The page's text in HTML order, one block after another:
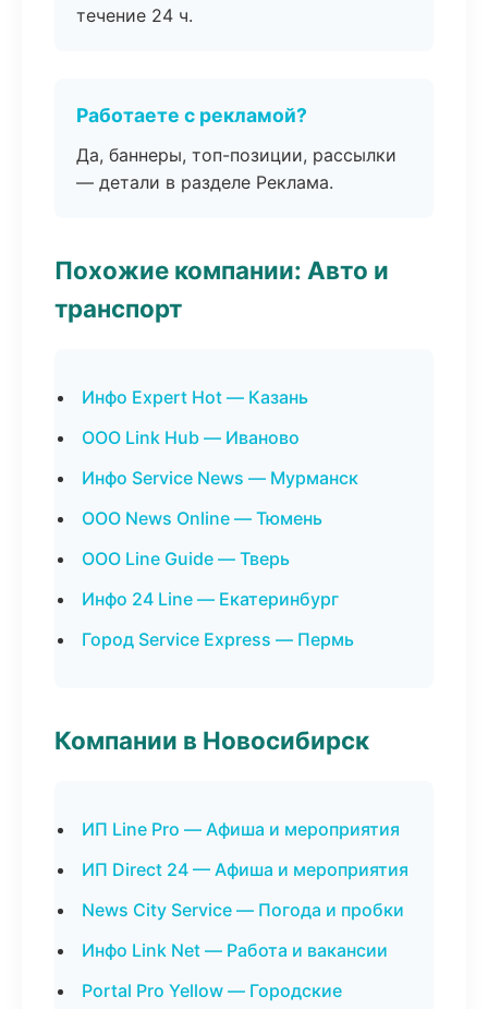
течение 24 ч.
Работаете с рекламой?
Да, баннеры, топ-позиции, рассылки
— детали в разделе Реклама.
Похожие компании: Авто и
транспорт
Инфо Expert Hot — Казань
ООО Link Hub — Иваново
Инфо Service News — Мурманск
ООО News Online — Тюмень
ООО Line Guide — Тверь
Инфо 24 Line — Екатеринбург
Город Service Express — Пермь
Компании в Новосибирск
ИП Line Pro — Афиша и мероприятия
ИП Direct 24 — Афиша и мероприятия
News City Service — Погода и пробки
Инфо Link Net — Работа и вакансии
Portal Pro Yellow — Городские